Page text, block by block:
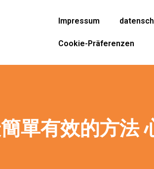
Impressum
Cookie-Präferenzen
單有效的方法